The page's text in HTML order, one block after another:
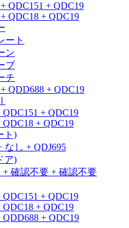
QDC151 + QDC19
QDC18 + QDC19
ート
ン
ブ
チ
QDD688 + QDC19
QDC151 + QDC19
QDC18 + QDC19
ト)
なし + QDJ695
ア)
+ 確認不要 + 確認不要
QDC151 + QDC19
QDC18 + QDC19
QDD688 + QDC19